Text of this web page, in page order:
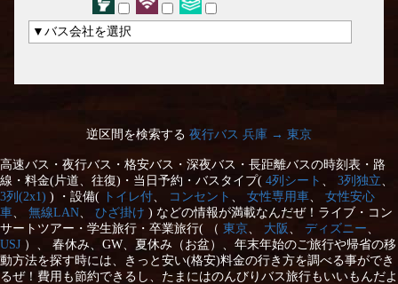
▼バス会社を選択
逆区間を検索する 夜行バス 兵庫 → 東京
高速バス・夜行バス・格安バス・深夜バス・長距離バスの時刻表・路
線・料金(片道、往復)・当日予約・バスタイプ( 4列シート 3列独立
3列(2x1) ) ・設備( トイレ付 コンセント 女性専用車
女性安心
車
無線LAN ひざ掛け ) などの情報が満載なんだぜ！ライブ・コン
サートツアー・学生旅行・卒業旅行( （ 東京 大阪 ディズニー
USJ ）、 春休み、GW、夏休み（お盆）、年末年始のご旅行や帰省の移
動方法を探す時には、きっと安い(格安)料金の行き方を調べる事ができ
るぜ！費用も節約できるし、たまにはのんびりバス旅行もいいもんだよ